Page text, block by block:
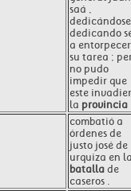
saá ,
dedicándose
dedicando
a entorpecer
su tarea ;
no pudo
impedir que
este
la provincia
combatió a
órdenes de
justo josé de
urquiza en
batalla de
caseros .